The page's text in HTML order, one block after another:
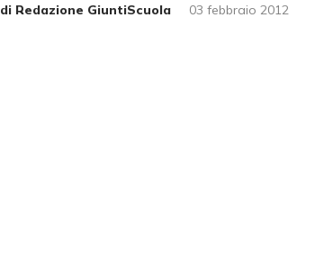
di Redazione GiuntiScuola 03 febbraio 2012